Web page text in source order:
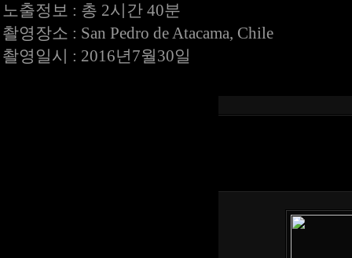
노출정보 : 총 2시간 40분
촬영장소 : San Pedro de Atacama, Chile
촬영일시 : 2016년7월30일